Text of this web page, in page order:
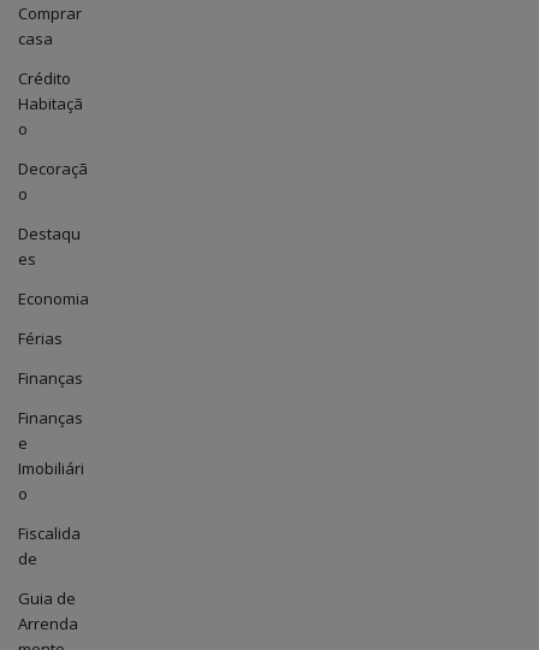
Comprar
casa
Crédito
Habitaçã
o
Decoraçã
o
Destaqu
es
Economia
Férias
Finanças
Finanças
e
Imobiliári
o
Fiscalida
de
Guia de
Arrenda